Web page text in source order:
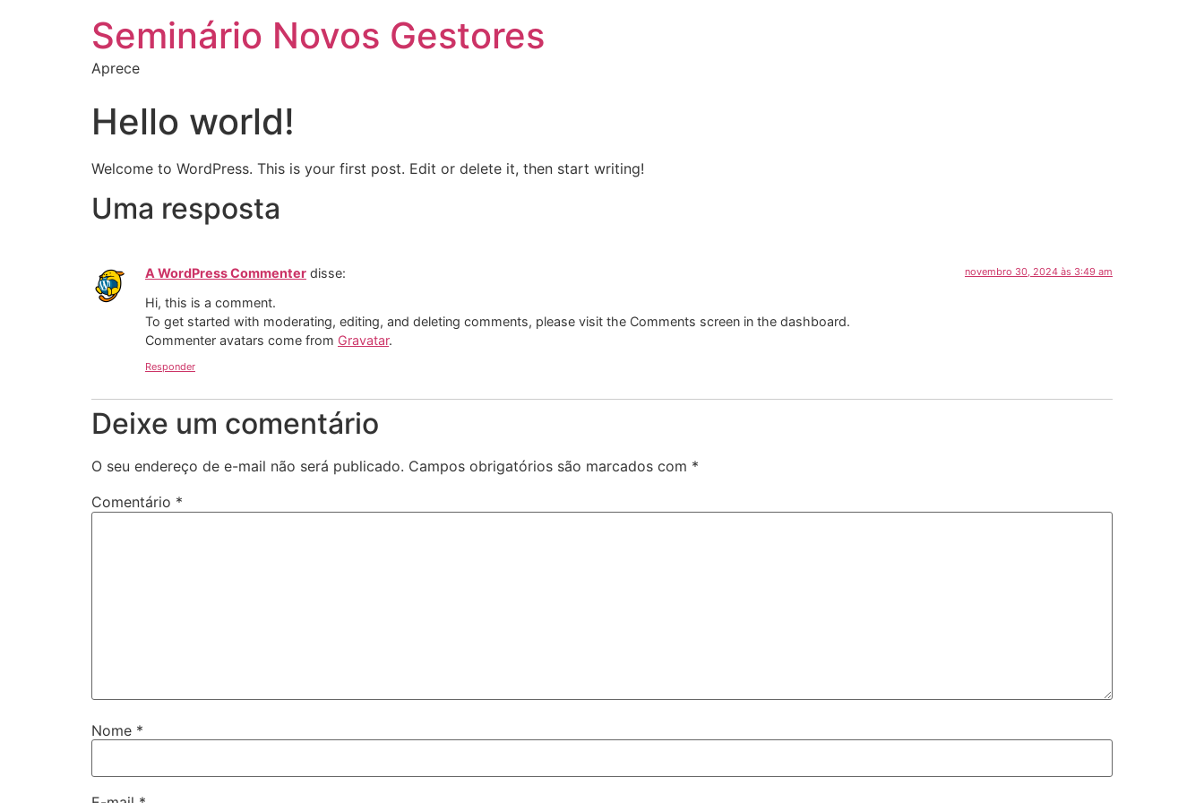
Seminário Novos Gestores
Aprece
Hello world!
Welcome to WordPress. This is your first post. Edit or delete it, then start writing!
Uma resposta
A WordPress Commenter disse: novembro 30, 2024 às 3:49 am
Hi, this is a comment.
To get started with moderating, editing, and deleting comments, please visit the Comments screen in the dashboard.
Commenter avatars come from Gravatar.
Responder
Deixe um comentário
O seu endereço de e-mail não será publicado. Campos obrigatórios são marcados com *
Comentário *
Nome *